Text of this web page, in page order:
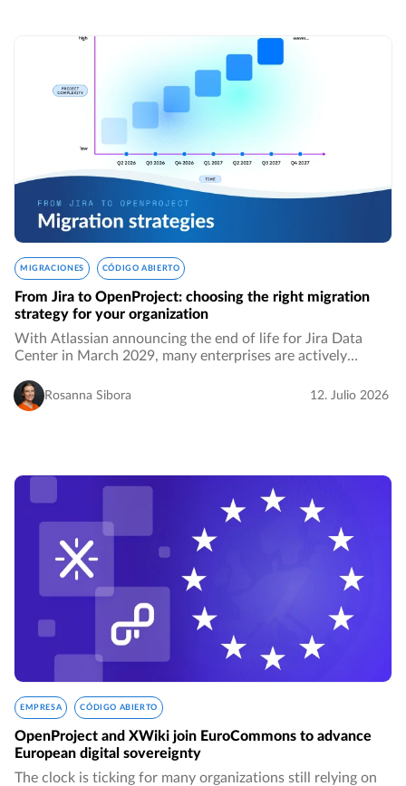
MIGRACIONES CÓDIGO ABIERTO
From Jira to OpenProject: choosing the right migration
strategy for your organization
With Atlassian announcing the end of life for Jira Data
Center in March 2029, many enterprises are actively
of the strongest open source answers…
Rosanna Sibora 12. Julio 2026
EMPRESA CÓDIGO ABIERTO
OpenProject and XWiki join EuroCommons to advance
European digital sovereignty
The clock is ticking for many organizations still relying on